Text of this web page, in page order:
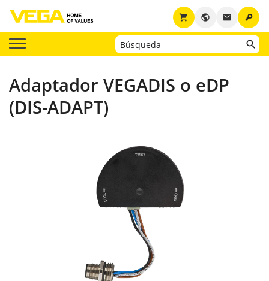
key
email
public
shopping_cart
Adaptador VEGADIS o eDP
(DIS-ADAPT)